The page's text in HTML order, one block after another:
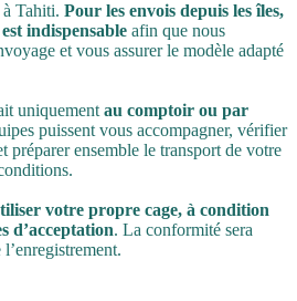
Tahiti. Pour les envois depuis les îles,
indispensable afin que nous
et vous assurer le modèle adapté
uniquement au comptoir ou par
puissent vous accompagner, vérifier
préparer ensemble le transport de votre
votre propre cage, à condition
d’acceptation. La conformité sera